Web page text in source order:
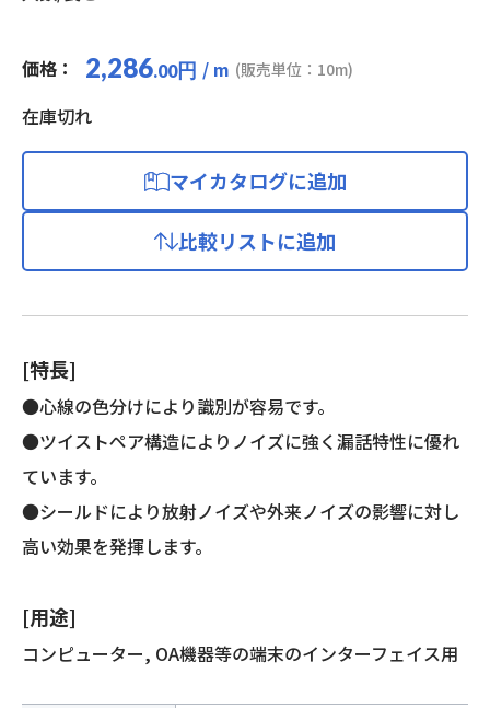
価格： 2,286.00円 / m (販売単位：10m)
在庫切れ
マイカタログに追加
比較リストに追加
[特長]
●心線の色分けにより識別が容易です。
●ツイストペア構造によりノイズに強く漏話特性に優れ
ています。
●シールドにより放射ノイズや外来ノイズの影響に対し
高い効果を発揮します。
[用途]
コンピューター, OA機器等の端末のインターフェイス用